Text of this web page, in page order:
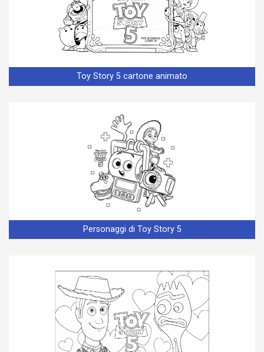
Toy Story 5 cartone animato
Personaggi di Toy Story 5